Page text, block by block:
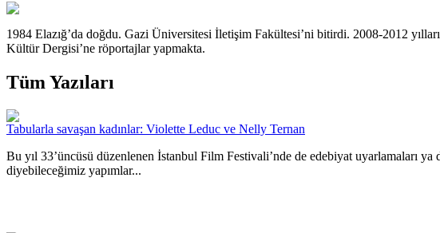
1984 Elazığ’da doğdu. Gazi Üniversitesi İletişim Fakültesi’ni bitirdi. 2008-2012
Kültür Dergisi’ne röportajlar yapmakta.
Tüm Yazıları
Tabularla savaşan kadınlar: Violette Leduc ve Nelly Ternan
Bu yıl 33’üncüsü düzenlenen İstanbul Film Festivali’nde de edebiyat uyarlamaları
diyebileceğimiz yapımlar...